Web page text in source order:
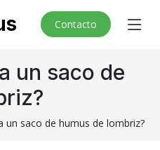
Contacto
un saco de
un saco de humus de lombriz?